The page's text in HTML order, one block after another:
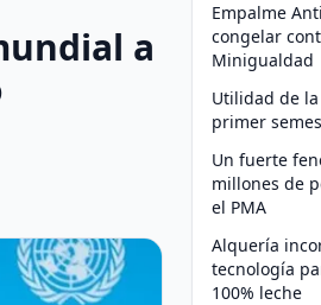
a
Empalme
congelar
Minigualdad
Utilidad de
primer
Un fuerte
millones de
el PMA
Alquería
tecnología
100% leche